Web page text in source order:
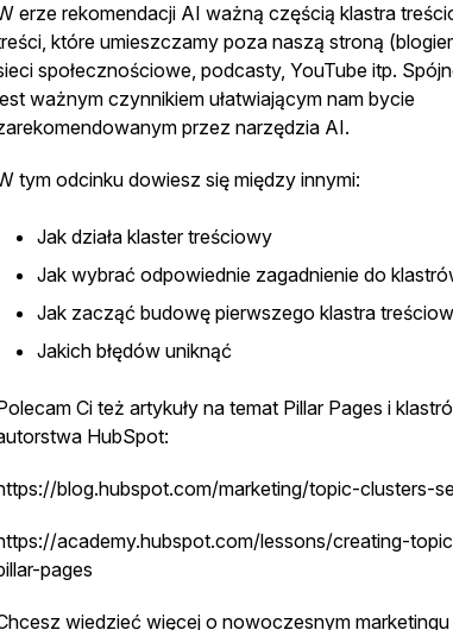
erze rekomendacji AI ważną częścią klastra
które umieszczamy poza naszą stroną
społecznościowe, podcasty, YouTube itp.
ważnym czynnikiem ułatwiającym nam bycie
przez narzędzia AI.
tym odcinku dowiesz się między innymi:
Jak działa klaster treściowy
Jak wybrać odpowiednie zagadnienie do
Jak zacząć budowę pierwszego klastra
Jakich błędów uniknąć
Ci też artykuły na temat Pillar Pages i
HubSpot:
blog.hubspot.com/marketing/topic-clusters-
academy.hubspot.com/lessons/creating-
pages
wiedzieć więcej o nowoczesnym